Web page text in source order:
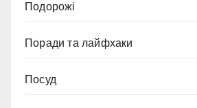
Подорожі
Поради та лайфхаки
Посуд